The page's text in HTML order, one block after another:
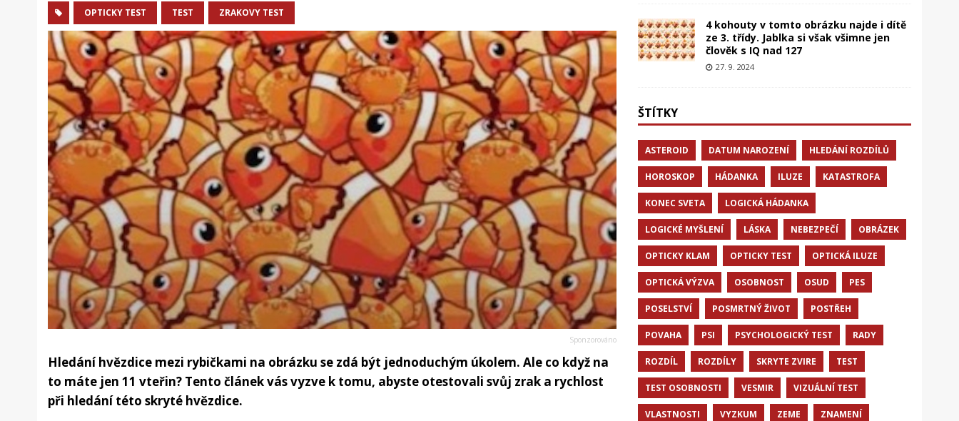
OPTICKY TEST TEST ZRAKOVY TEST
Hledání hvězdice mezi rybičkami na obrázku se zdá být jednoduchým úkolem. Ale co když na
to máte jen 11 vteřin? Tento článek vás vyzve k tomu, abyste otestovali svůj zrak a rychlost
při hledání této skryté hvězdice.
4 kohouty v tomto obrázku najde i dítě
ze 3. třídy. Jablka si však všimne jen
člověk s IQ nad 127
27. 9. 2024
ŠTÍTKY
ASTEROID DATUM NAROZENÍ HLEDÁNÍ ROZDÍLŮ
HOROSKOP HÁDANKA ILUZE KATASTROFA
KONEC SVETA LOGICKÁ HÁDANKA
LOGICKÉ MYŠLENÍ LÁSKA NEBEZPEČÍ OBRÁZEK
OPTICKY KLAM OPTICKY TEST OPTICKÁ ILUZE
OPTICKÁ VÝZVA OSOBNOST OSUD PES
POSELSTVÍ POSMRTNÝ ŽIVOT POSTŘEH
POVAHA PSI PSYCHOLOGICKÝ TEST RADY
ROZDÍL ROZDÍLY SKRYTE ZVIRE TEST
TEST OSOBNOSTI VESMIR VIZUÁLNÍ TEST
VLASTNOSTI VYZKUM ZEME ZNAMENÍ